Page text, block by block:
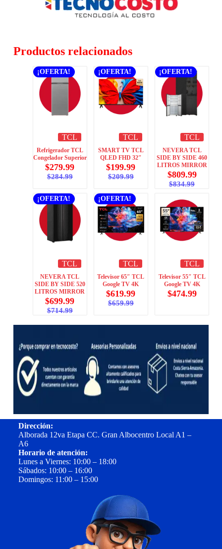
Productos relacionados
¡OFERTA!
TCL
Refrigerador TCL
Congelador Superior
$284.99
$279.99
¡OFERTA!
TCL
SMART TV TCL
QLED FHD 32″
$209.99
$199.99
¡OFERTA!
TCL
NEVERA TCL
SIDE BY SIDE 460
LITROS MIRROR
$834.99
$809.99
¡OFERTA!
TCL
NEVERA TCL
SIDE BY SIDE 520
LITROS MIRROR
$714.99
$699.99
¡OFERTA!
TCL
Televisor 65″ TCL
Google TV 4K
$659.99
$619.99
TCL
Televisor 55″ TCL
Google TV 4K
$474.99
Dirección:
Alborada 12va Etapa CC. Gran Albocentro Local A1 –
A6
Horario de atención:
Lunes a Viernes: 10:00 – 18:00
Sábados: 10:00 – 16:00
Domingos: 11:00 – 15:00